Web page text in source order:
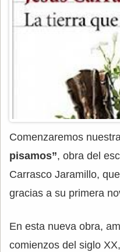
Comenzaremos
pisamos”, obra del
Carrasco Jaramillo,
gracias a su primera
En esta nueva obra,
comienzos del siglo